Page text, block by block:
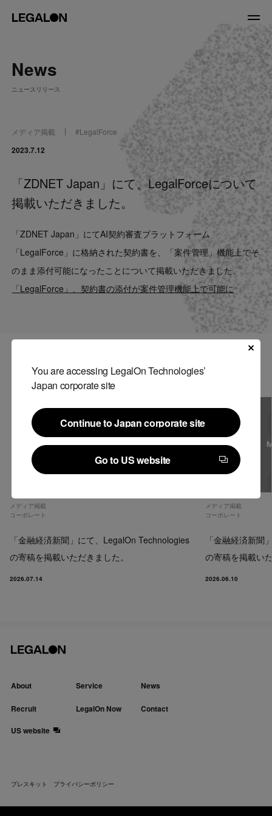
About
役員紹介
Service
News
LegalOn Now
Contact
You are accessing LegalOn Technologies’
Japan corporate site
Continue to Japan corporate site
Continue to Japan corporate site
Go to US website
Go to US website
News
ニュースリリース
メディア掲載 #LegalForce
2023.7.12
「ZDNET Japan」にて、LegalForceについて
掲載いただきました。
「ZDNET Japan」にてAI契約審査プラットフォーム
「LegalForce」に格納された契約書を、「案件管理」機能上でそ
のまま添付可能になったことについて掲載いただきました。
「LegalForce」、契約書の添付が案件管理機能上で可能に
関連記事
メディア掲載
コーポレート
「金融経済新聞」にて、LegalOn Technologies
の寄稿を掲載いただきました。
2026.07.14
メディア掲載
コーポレート
「金融経済新聞
の寄稿を掲載い
2026.06.10
About Service News
Recruit LegalOn Now
Contact
US website
プレスキット プライバシーポリシー